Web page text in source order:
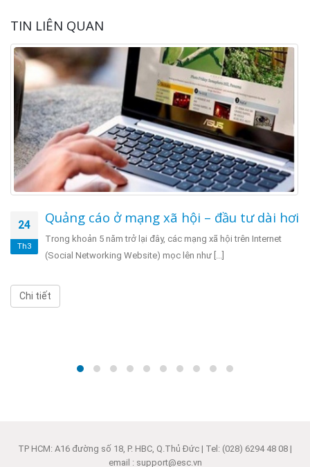
TIN LIÊN QUAN
24
Th3
Quảng cáo ở mạng xã hội – đầu tư dài hơi
Trong khoản 5 năm trở lại đây, các mạng xã hội trên Internet
(Social Networking Website) mọc lên như [...]
Chi tiết
TP HCM: A16 đường số 18, P. HBC, Q.Thủ Đức | Tel: (028) 6294 48 08 |
email : support@esc.vn